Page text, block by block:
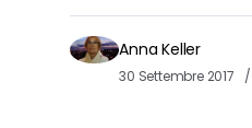
Anna Keller
30 Settembre 2017